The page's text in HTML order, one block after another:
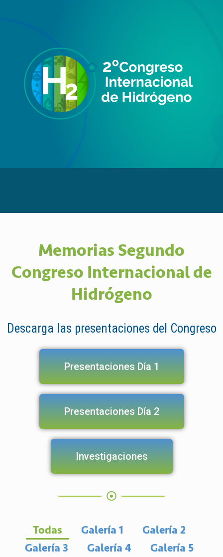
Memorias Segundo
Congreso Internacional de
Hidrógeno
Descarga las presentaciones del Congreso
Presentaciones Día 1
Presentaciones Día 2
Investigaciones
Todas Galería 1
Galería 2
Galería 3
Galería 4
Galería 5